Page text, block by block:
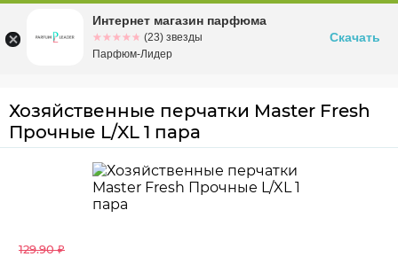
Омскул. Заозерная, 11, к. 1
Хозяйственные перчатки Master Fresh
Прочные L/XL 1 пара
129.90 ₽
Интернет магазин парфюма
☆☆☆☆☆
★★★★★ (23) звезды
Парфюм-Лидер
Скачать